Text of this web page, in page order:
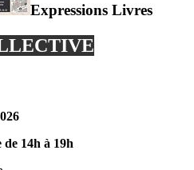
Expressions Livres
14h à 19h